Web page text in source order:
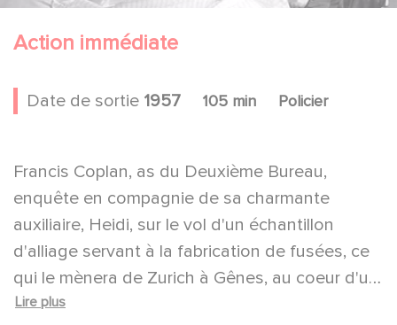
Action immédiate
Date de sortie 1957 105 min Policier
Francis Coplan, as du Deuxième Bureau,
enquête en compagnie de sa charmante
auxiliaire, Heidi, sur le vol d'un échantillon
d'alliage servant à la fabrication de fusées, ce
qui le mènera de Zurich à Gênes, au coeur d'un
puissant réseau d'espions
Lire plus